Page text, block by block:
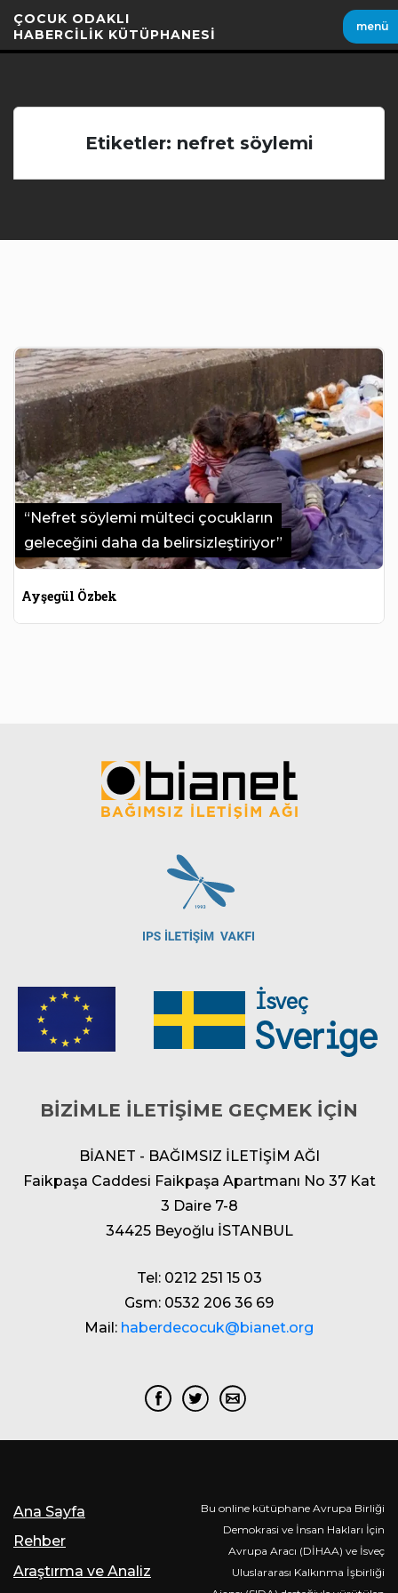
Geç
ÇOCUK ODAKLI
HABERCİLİK KÜTÜPHANESİ
menü
Etiketler: nefret söylemi
“Nefret söylemi mülteci çocukların
geleceğini daha da belirsizleştiriyor”
Ayşegül Özbek
BİZİMLE İLETİŞİME GEÇMEK İÇİN
BİANET - BAĞIMSIZ İLETİŞİM AĞI
Faikpaşa Caddesi Faikpaşa Apartmanı No 37 Kat
3 Daire 7-8
34425 Beyoğlu İSTANBUL
Tel: 0212 251 15 03
Gsm: 0532 206 36 69
Mail: haberdecocuk@bianet.org
Ana Sayfa
Rehber
Araştırma ve Analiz
Bu online kütüphane Avrupa Birliği
Demokrasi ve İnsan Hakları İçin
Avrupa Aracı (DİHAA) ve İsveç
Uluslararası Kalkınma İşbirliği